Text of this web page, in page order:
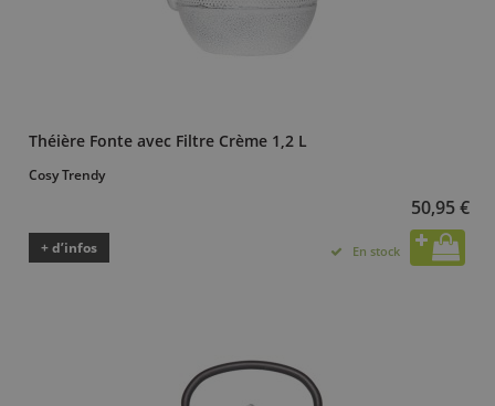
Théière Fonte avec Filtre Crème 1,2 L
Cosy Trendy
50,95 €
+ d’infos En stock